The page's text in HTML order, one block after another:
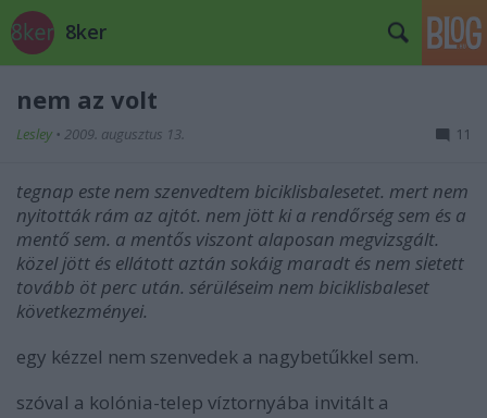
8ker
nem az volt
Lesley • 2009. augusztus 13. 11
tegnap este nem szenvedtem biciklisbalesetet. mert nem
nyitották rám az ajtót. nem jött ki a rendőrség sem és a
mentő sem. a mentős viszont alaposan megvizsgált.
közel jött és ellátott aztán sokáig maradt és nem sietett
tovább öt perc után. sérüléseim nem biciklisbaleset
következményei.
egy kézzel nem szenvedek a nagybetűkkel sem.
szóval a kolónia-telep víztornyába invitált a